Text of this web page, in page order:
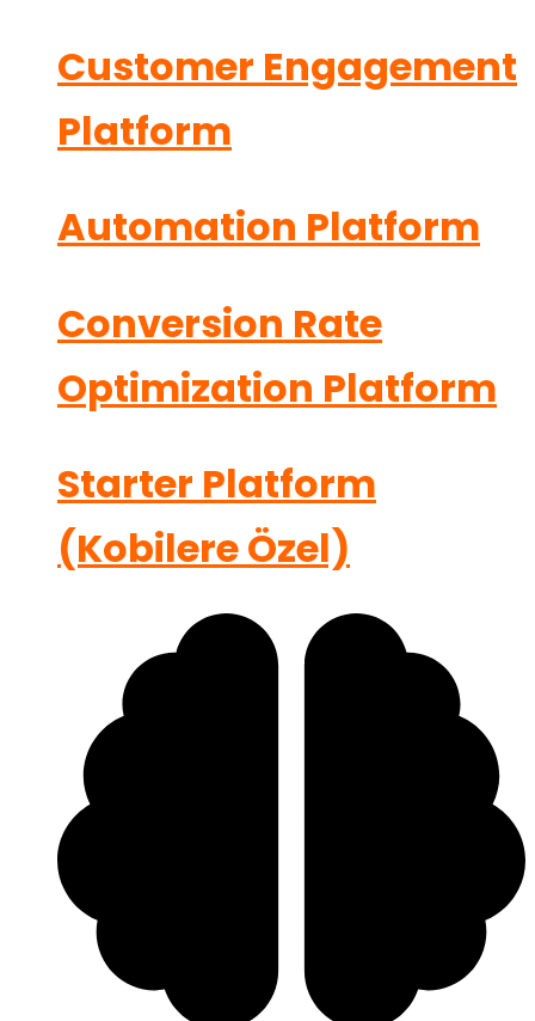
Customer Engagement
Platform
Automation Platform
Conversion Rate
Optimization Platform
Starter Platform
(Kobilere Özel)